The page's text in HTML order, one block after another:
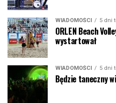
WIADOMOŚCI 5 dni
ORLEN Beach
wystartował
WIADOMOŚCI 5 dni
Będzie taneczny